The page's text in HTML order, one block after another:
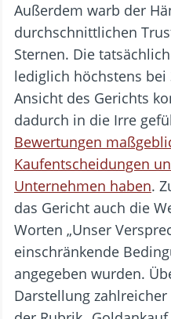
Außerdem warb der
durchschnittlichen
Sternen. Die
lediglich höchstens bei
Ansicht des Gerichts
dadurch in die Irre
Bewertungen
Kaufentscheidungen
Unternehmen haben.
das Gericht auch die
Worten „Unser
einschränkende
angegeben wurden.
Darstellung